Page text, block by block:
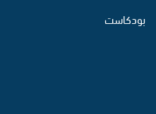
بودكاست